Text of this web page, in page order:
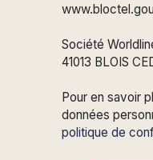
Société
41013 BLOIS
Pour en savoir
données
politique de